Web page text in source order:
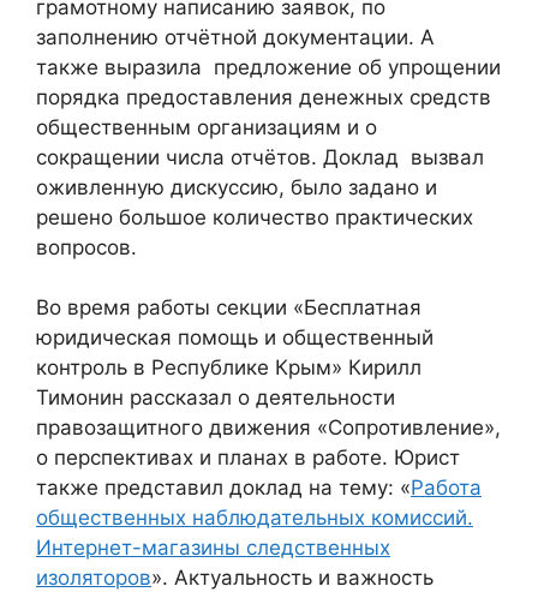
грамотному написанию заявок, по
заполнению отчётной документации. А
также выразила предложение об упрощении
порядка предоставления денежных средств
общественным организациям и о
сокращении числа отчётов. Доклад вызвал
оживленную дискуссию, было задано и
решено большое количество практических
вопросов.
Во время работы секции «Бесплатная
юридическая помощь и общественный
контроль в Республике Крым» Кирилл
Тимонин рассказал о деятельности
правозащитного движения «Сопротивление»,
о перспективах и планах в работе. Юрист
также представил доклад на тему: «Работа
общественных наблюдательных комиссий.
Интернет-магазины следственных
изоляторов». Актуальность и важность